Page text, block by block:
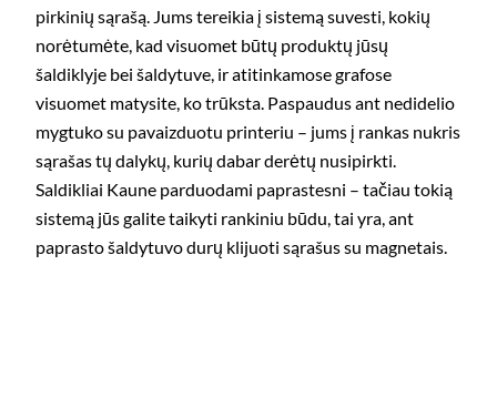
pirkinių sąrašą. Jums tereikia į sistemą suvesti, kokių
norėtumėte, kad visuomet būtų produktų jūsų
šaldiklyje bei šaldytuve, ir atitinkamose grafose
visuomet matysite, ko trūksta. Paspaudus ant nedidelio
mygtuko su pavaizduotu printeriu – jums į rankas nukris
sąrašas tų dalykų, kurių dabar derėtų nusipirkti.
Saldikliai Kaune parduodami paprastesni – tačiau tokią
sistemą jūs galite taikyti rankiniu būdu, tai yra, ant
paprasto šaldytuvo durų klijuoti sąrašus su magnetais.